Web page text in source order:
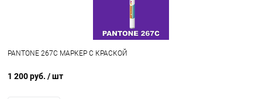
PANTONE 267C МАРКЕР С КРАСКОЙ
1 200 руб. / шт